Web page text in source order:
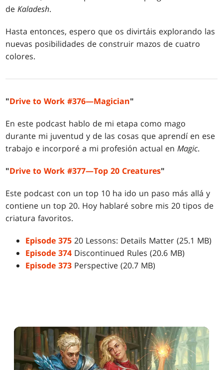
deKaladesh.
Hasta entonces, espero que os divirtáis explorando las
nuevas posibilidades de construir mazos de cuatro
colores.
"Drive to Work #376—Magician"
En este podcast hablo de mi etapa como mago
durante mi juventud y de las cosas que aprendí en ese
trabajo e incorporé a mi profesión actual enMagic.
"Drive to Work #377—Top 20 Creatures"
Este podcast con un top 10 ha ido un paso más allá y
contiene un top 20. Hoy hablaré sobre mis 20 tipos de
criatura favoritos.
Episode 375 20 Lessons: Details Matter (25.1 MB)
Episode 374 Discontinued Rules (20.6 MB)
Episode 373 Perspective (20.7 MB)